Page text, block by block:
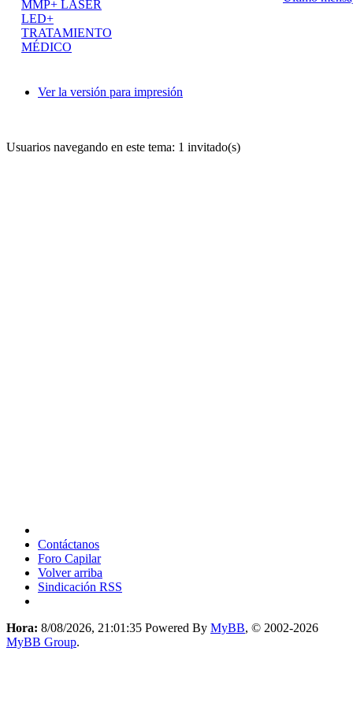
MMP+ LÁSER
LED+
TRATAMIENTO
MÉDICO
Ver la versión para impresión
Usuarios navegando en este tema: 1 invitado(s)
Contáctanos
Foro Capilar
Volver arriba
Sindicación RSS
Hora: 8/08/2026, 21:01:35 Powered By MyBB, © 2002-2026
MyBB Group.